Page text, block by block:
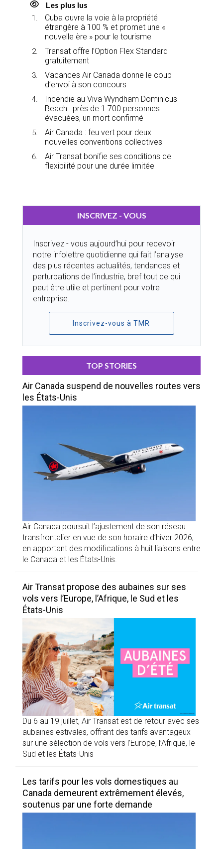
Les plus lus
Cuba ouvre la voie à la propriété
étrangère à 100 % et promet une «
nouvelle ère » pour le tourisme
Transat offre l’Option Flex Standard
gratuitement
Vacances Air Canada donne le coup
d’envoi à son concours
Incendie au Viva Wyndham Dominicus
Beach : près de 1 700 personnes
évacuées, un mort confirmé
Air Canada : feu vert pour deux
nouvelles conventions collectives
Air Transat bonifie ses conditions de
flexibilité pour une durée limitée
INSCRIVEZ - VOUS
Inscrivez - vous aujourd’hui pour recevoir
notre infolettre quotidienne qui fait l’analyse
des plus récentes actualités, tendances et
perturbations de l’industrie, bref tout ce qui
peut être utile et pertinent pour votre
entreprise.
Inscrivez-vous à TMR
TOP STORIES
Air Canada suspend de nouvelles routes vers
les États-Unis
Air Canada poursuit l’ajustement de son réseau
transfrontalier en vue de son horaire d’hiver 2026,
en apportant des modifications à huit liaisons entre
le Canada et les États-Unis.
Air Transat propose des aubaines sur ses
vols vers l’Europe, l’Afrique, le Sud et les
États-Unis
Du 6 au 19 juillet, Air Transat est de retour avec ses
aubaines estivales, offrant des tarifs avantageux
sur une sélection de vols vers l’Europe, l’Afrique, le
Sud et les États-Unis
Les tarifs pour les vols domestiques au
Canada demeurent extrêmement élevés,
soutenus par une forte demande